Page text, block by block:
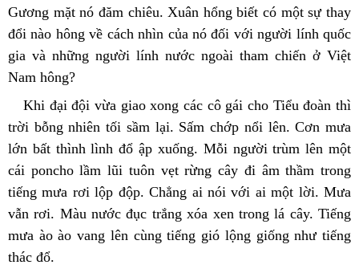
Gương mặt nó đăm chiêu. Xuân hổng biết có một sự thay
đổi nào hông về cách nhìn của nó đối với người lính quốc
gia và những người lính nước ngoài tham chiến ở Việt
Nam hông?
Khi đại đội vừa giao xong các cô gái cho Tiểu đoàn thì
trời bỗng nhiên tối sầm lại. Sấm chớp nổi lên. Cơn mưa
lớn bất thình lình đổ ập xuống. Mỗi người trùm lên một
cái poncho lầm lũi tuôn vẹt rừng cây đi âm thầm trong
tiếng mưa rơi lộp độp. Chẳng ai nói với ai một lời. Mưa
vẫn rơi. Màu nước đục trắng xóa xen trong lá cây. Tiếng
mưa ào ào vang lên cùng tiếng gió lộng giống như tiếng
thác đổ.